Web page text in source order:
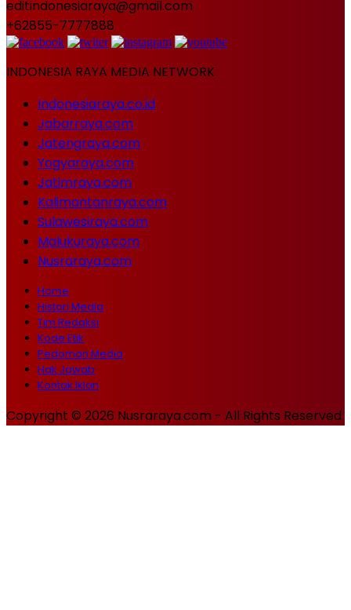
editindonesiaraya@gmail.com
+62855-7777888
INDONESIA RAYA MEDIA NETWORK
Indonesiaraya.co.id
Jabarraya.com
Jatengraya.com
Yogyaraya.com
Jatimraya.com
Kalimantanraya.com
Sulawesiraya.com
Malukuraya.com
Nusraraya.com
Home
Histori Media
Tim Redaksi
Kode Etik
Pedoman Media
Hak Jawab
Kontak Iklan
Copyright © 2026 Nusraraya.com - All Rights Reserved